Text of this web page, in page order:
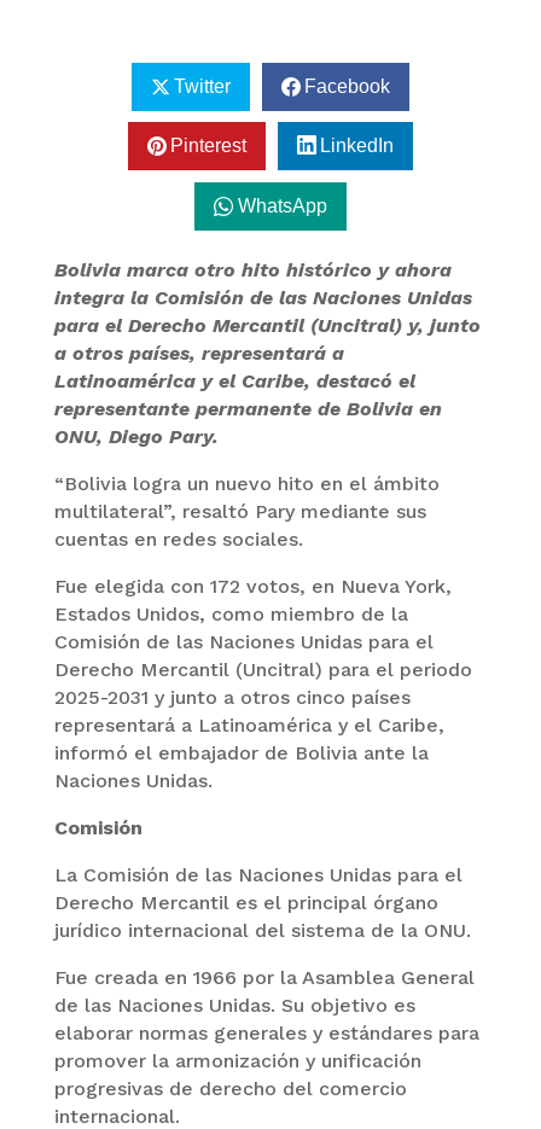
Twitter Facebook
Pinterest LinkedIn
WhatsApp
Bolivia marca otro hito histórico y ahora
integra la Comisión de las Naciones Unidas
para el Derecho Mercantil (Uncitral) y, junto
a otros países, representará a
Latinoamérica y el Caribe, destacó el
representante permanente de Bolivia en
ONU, Diego Pary.
“Bolivia logra un nuevo hito en el ámbito
multilateral”, resaltó Pary mediante sus
cuentas en redes sociales.
Fue elegida con 172 votos, en Nueva York,
Estados Unidos, como miembro de la
Comisión de las Naciones Unidas para el
Derecho Mercantil (Uncitral) para el periodo
2025-2031 y junto a otros cinco países
representará a Latinoamérica y el Caribe,
informó el embajador de Bolivia ante la
Naciones Unidas.
Comisión
La Comisión de las Naciones Unidas para el
Derecho Mercantil es el principal órgano
jurídico internacional del sistema de la ONU.
Fue creada en 1966 por la Asamblea General
de las Naciones Unidas. Su objetivo es
elaborar normas generales y estándares para
promover la armonización y unificación
progresivas de derecho del comercio
internacional.